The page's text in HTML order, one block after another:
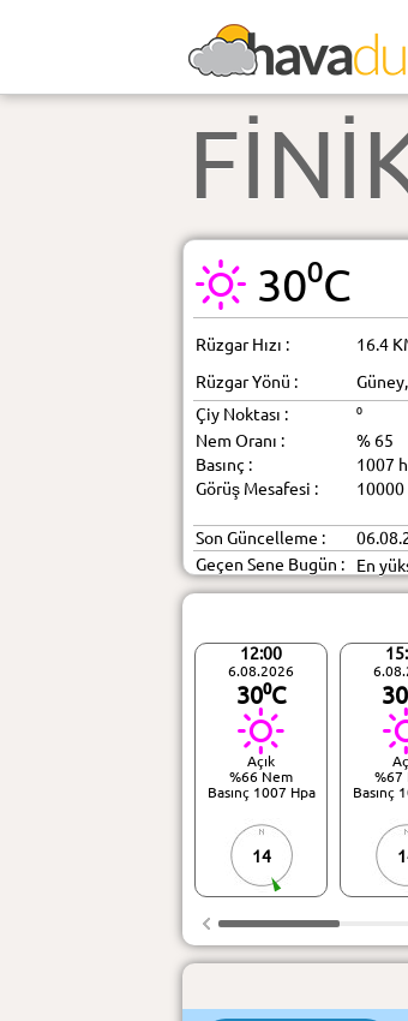
30⁰C
Rüzgar Hızı : 16.4
Rüzgar Yönü :
Çiy Noktası :
⁰
Nem Oranı :
% 65
Basınç :
1007
Görüş Mesafesi :
10000
Son Güncelleme :
Geçen Sene Bugün :
En
12:00
6.08.2026
30⁰C
Açık
%66 Nem
Basınç 1007 Hpa
14
%67
Basınç